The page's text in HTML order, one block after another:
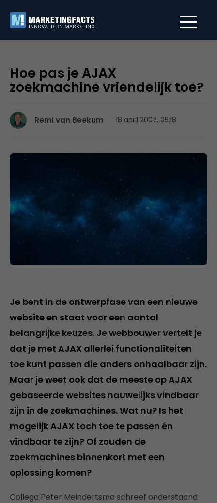
Hoe pas je AJAX
zoekmachine vriendelijk toe?
Remi van Beekum 18 april 2007, 05:18
Je bent in de ontwerpfase van een nieuwe
website en staat voor een aantal
belangrijke keuzes. Je webbouwer vertelt je
dat je met AJAX allerlei functionaliteiten
toe kunt passen die anders onhaalbaar zijn.
Maar je weet ook dat de meeste op AJAX
gebaseerde websites nauwelijks vindbaar
zijn in de zoekmachines. Wat nu? Is het
mogelijk AJAX toch toe te passen én
vindbaar te zijn? Of zouden de
zoekmachines binnenkort met een
oplossing komen?
Collega Peter Meindertsma schreef onderstaand